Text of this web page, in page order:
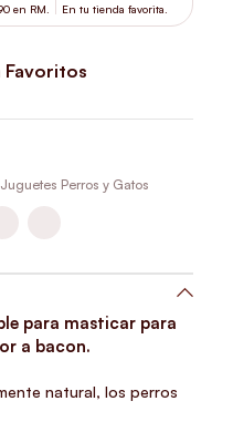
en RM. En tu tienda favorita.
Favoritos
Juguetes Perros y Gatos
para masticar para
a bacon.
natural, los perros